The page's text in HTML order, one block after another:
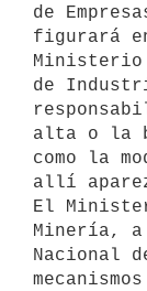
de
figurará
Ministerio
de
alta o la
como la
allí
El
Minería,
Nacional